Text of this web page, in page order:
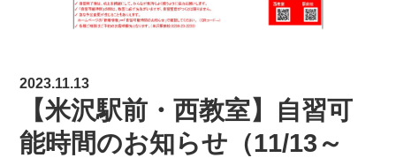
2023.11.13
【米沢駅前・西教室】自習可
能時間のお知らせ（11/13～